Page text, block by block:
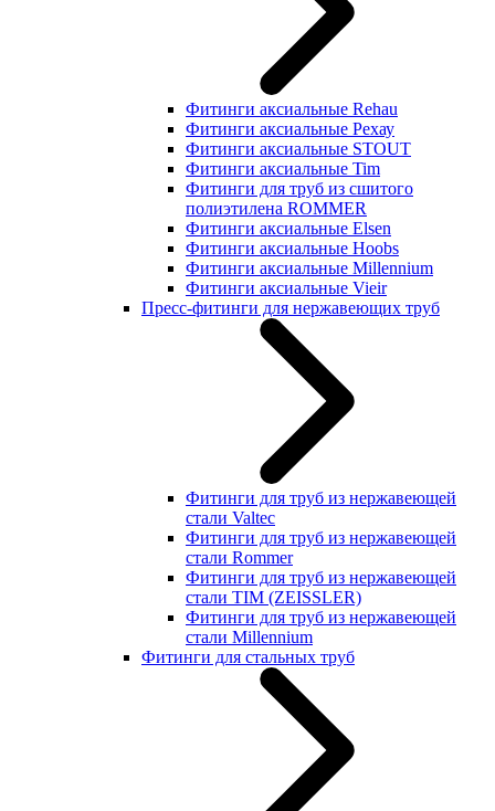
Фитинги аксиальные Rehau
Фитинги аксиальные Рехау
Фитинги аксиальные STOUT
Фитинги аксиальные Tim
Фитинги для труб из сшитого
полиэтилена ROMMER
Фитинги аксиальные Elsen
Фитинги аксиальные Hoobs
Фитинги аксиальные Millennium
Фитинги аксиальные Vieir
Пресс-фитинги для нержавеющих труб
Фитинги для труб из нержавеющей
стали Valtec
Фитинги для труб из нержавеющей
стали Rommer
Фитинги для труб из нержавеющей
стали TIM (ZEISSLER)
Фитинги для труб из нержавеющей
стали Millennium
Фитинги для стальных труб